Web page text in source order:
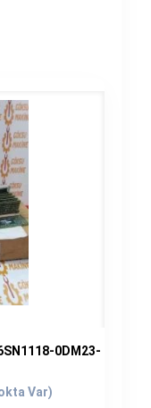
0DM23-
Şu